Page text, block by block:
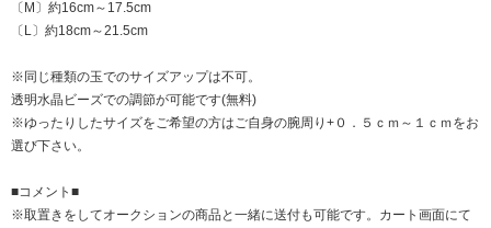
〔M〕約16cm～17.5cm
〔L〕約18cm～21.5cm
※同じ種類の玉でのサイズアップは不可。
透明水晶ビーズでの調節が可能です(無料)
※ゆったりしたサイズをご希望の方はご自身の腕周り+０．５ｃｍ～１ｃｍをお
選び下さい。
■コメント■
※取置きをしてオークションの商品と一緒に送付も可能です。カート画面にて